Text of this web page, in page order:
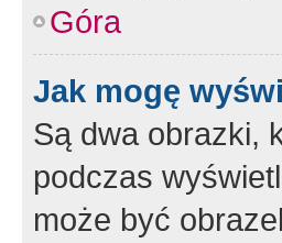
Góra
Jak mogę
Są dwa obrazki,
podczas
może być